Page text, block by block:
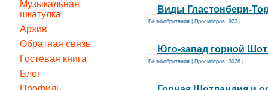
Музыкальная
шкатулка
Архив
Обратная связь
Гостевая книга
Блог
Виды Гластонбери-
Великобритания | Просмотров: 923 |
Юго-запад горной
Великобритания | Просмотров: 3026 |